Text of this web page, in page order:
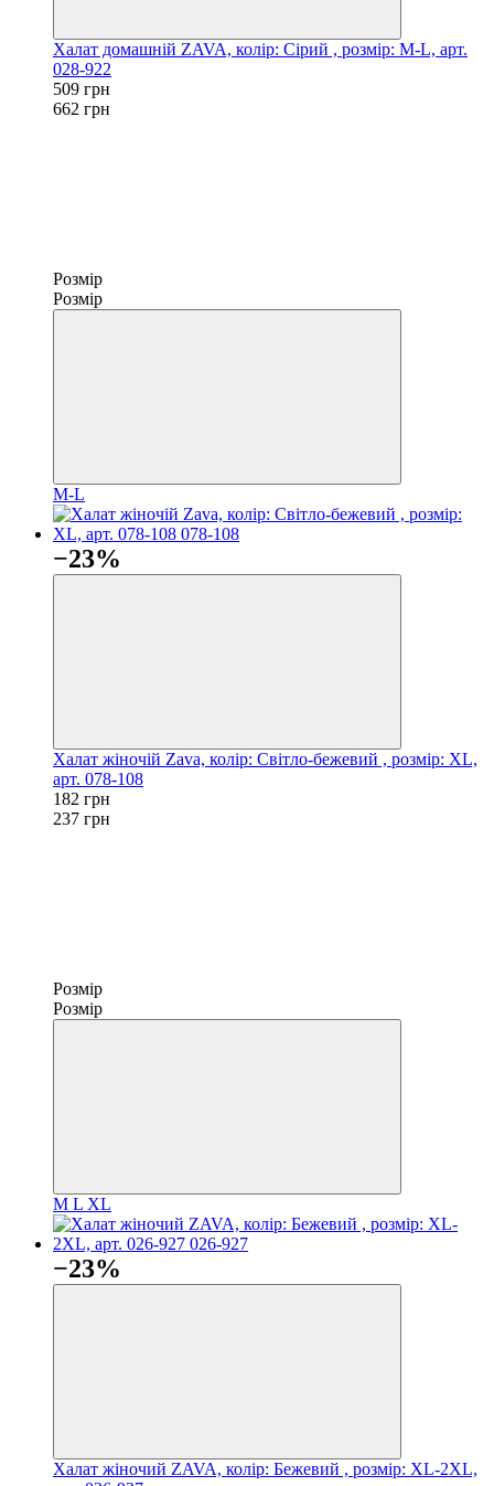
Халат домашній ZAVA, колір: Сірий , розмір: M-L, арт.
028-922
509 грн
662 грн
Розмір
Розмір
M-L
−23%
Халат жіночій Zava, колір: Світло-бежевий , розмір: XL,
арт. 078-108
182 грн
237 грн
Розмір
Розмір
M L XL
−23%
Халат жіночий ZAVA, колір: Бежевий , розмір: XL-2XL,